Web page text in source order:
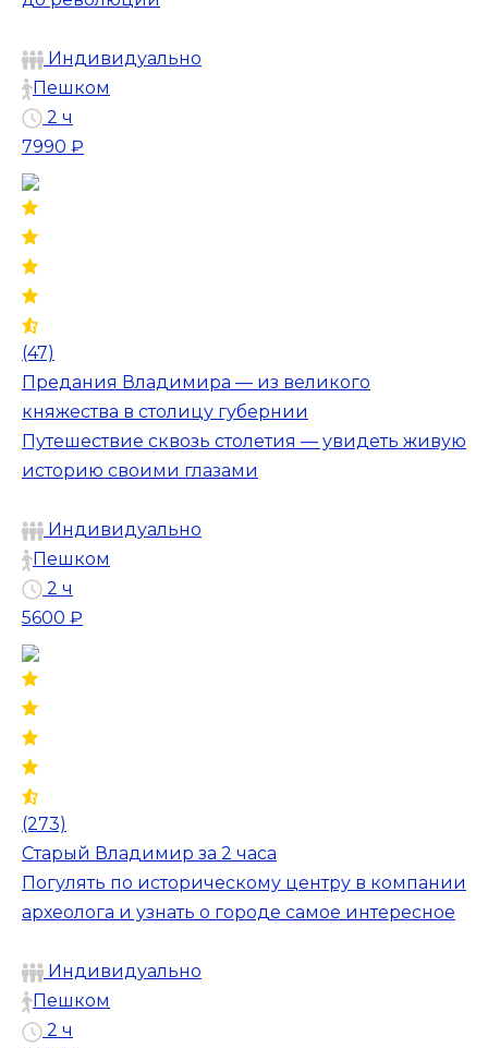
Индивидуально
Пешком
2 ч
7990 ₽
(47)
Предания Владимира — из великого
княжества в столицу губернии
Путешествие сквозь столетия — увидеть живую
историю своими глазами
Индивидуально
Пешком
2 ч
5600 ₽
(273)
Старый Владимир за 2 часа
Погулять по историческому центру в компании
археолога и узнать о городе самое интересное
Индивидуально
Пешком
2 ч